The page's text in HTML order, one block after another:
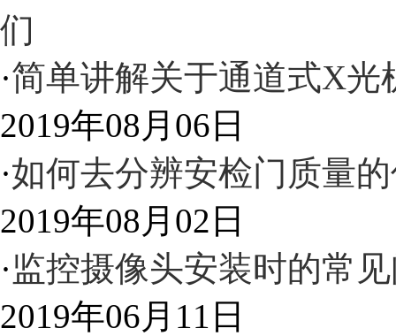
·简单讲解关于通道式X光
2019年08月06日
·如何去分辨安检门质量
2019年08月02日
·监控摄像头安装时的常
2019年06月11日